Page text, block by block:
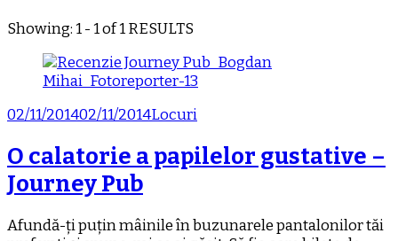
Showing: 1 - 1 of 1 RESULTS
02/11/201402/11/2014Locuri
O calatorie a papilelor gustative –
Journey Pub
Afundă-ți puțin mâinile în buzunarele pantalonilor tăi